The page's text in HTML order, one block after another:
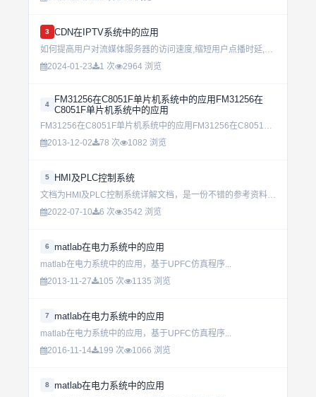
3 CDN在IPTV系统中的应用
如何提高用户对流媒体服务器的访问速度,缩短用户点播时延,流媒体服务器及其缓存服务器的部署已成为IPTV 系统中的关键性问题。在本文中对IPTV 系统和CDN 相关技术的结构作简要介绍,并且介绍...
2024-01-23
1 次 2964 浏览
4
FM31256在C8051F单片机系统中的应用FM31256在
C8051F单片机系统中的应用
FM31256在C8051F单片机系统中的应用FM31256在C8051F单片机系统中的应用...
2013-12-02
78 次 1082 浏览
5 HMI及PLC控制系统
文档为HMI及PLC控制系统详解文档，是一份不错的参考资料，感兴趣的可以下载看看...
2022-07-10
6 次 3542 浏览
6 matlab在电力系统中的应用
matlab在电力系统中的应用，基于UPFC仿真程序...
2013-11-27
105 次 1135 浏览
7 matlab在电力系统中的应用
matlab在电力系统中的应用，基于UPFC仿真程序...
2016-11-14
199 次 1066 浏览
8 matlab在电力系统中的应用